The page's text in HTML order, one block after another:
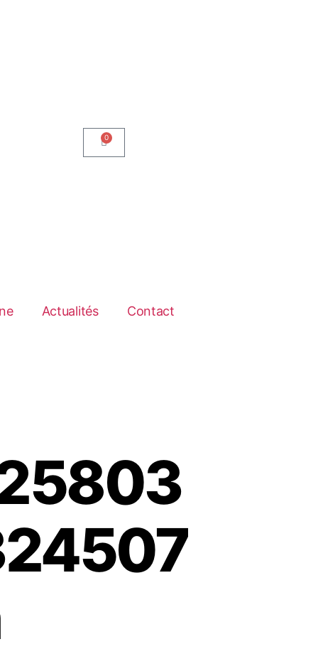
0
Actualités Contact